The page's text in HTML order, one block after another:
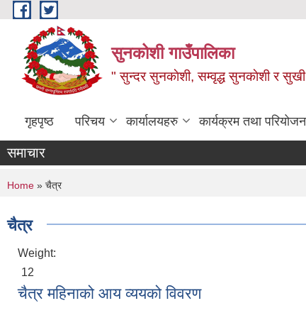
Skip to main content
सुनकोशी गाउँपालिका
" सुन्दर सुनकाेशी, सम्वृद्ध सुनकाेशी र
गृहपृष्ठ परिचय कार्यालयहरु कार्यक्रम तथा
समाचार
You are here
Home » चैत्र
चैत्र
Weight:
12
चैत्र महिनाको आय व्ययको विवरण